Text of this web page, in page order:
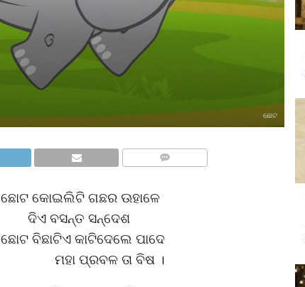
ଛୋଟ
ଛୋଟ କୋଇଲିଟି ଗଛର ଊହାଳେ
ଦିଏ ବସନ୍ତ ସନ୍ଦେଶ
ଛୋଟ ବିଛାଟିଏ କାଟିଦେଲେ ପାଦେ
ମହା ପ୍ରବଳ ତା ବିଷ ।